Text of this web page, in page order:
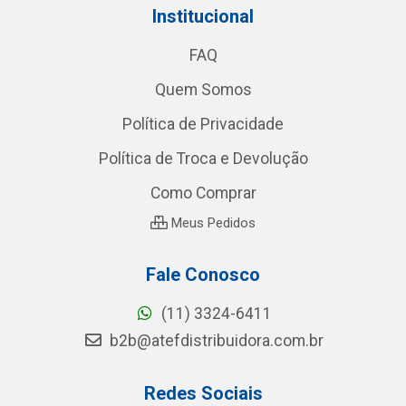
Institucional
FAQ
Quem Somos
Política de Privacidade
Política de Troca e Devolução
Como Comprar
Meus Pedidos
Fale Conosco
(11) 3324-6411
b2b@atefdistribuidora.com.br
Redes Sociais